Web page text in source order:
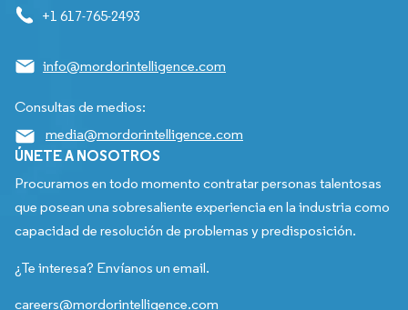
+1 617-765-2493
info@mordorintelligence.com
Consultas de medios:
media@mordorintelligence.com
ÚNETE A NOSOTROS
Procuramos en todo momento contratar personas talentosas
que posean una sobresaliente experiencia en la industria como
capacidad de resolución de problemas y predisposición.
¿Te interesa? Envíanos un email.
careers@mordorintelligence.com